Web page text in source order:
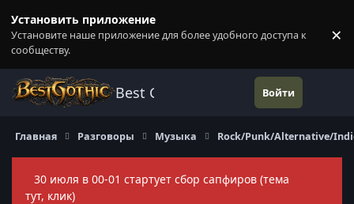
Установить приложение
Установите наше приложение для более удобного доступа к
сообществу.
×
Best Gothic Forums Войти
Главная Разговоры Музыка Rock/Punk/Alternative/
30 июля в 00-01 стартует сбор сапфиров (тема
тут, клик)